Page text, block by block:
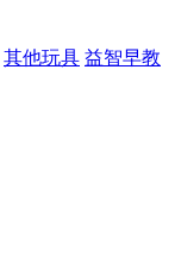
其他玩具 益智早教